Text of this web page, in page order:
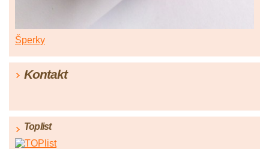
Šperky
Kontakt
Toplist